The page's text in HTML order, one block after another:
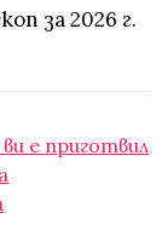
за 2026 г.
е приготвил